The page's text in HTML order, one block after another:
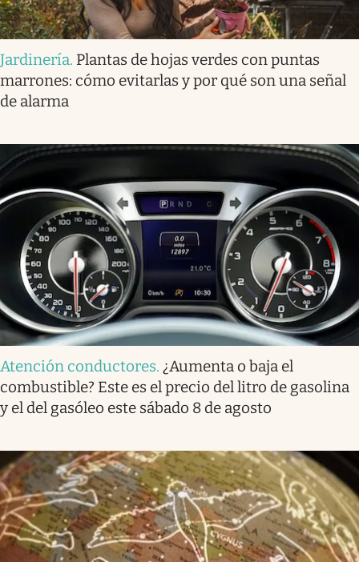
Jardinería. Plantas de hojas verdes con puntas
marrones: cómo evitarlas y por qué son una señal
de alarma
Atención conductores. ¿Aumenta o baja el
combustible? Este es el precio del litro de gasolina
y el del gasóleo este sábado 8 de agosto